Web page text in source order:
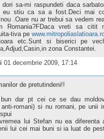
dori sa-mi raspundeti daca
stiu ca sa a fost.Deci mai
.Oare nu ar trebui sa vedem
vreti sa citit
tiva pe
etc.Sunt si biserici pe
zona Constantei.
01 decembrie 2009, 17:14
de pretutindeni!!
dar pt cei ce se dau
romani) si nu romani, pe unii
lui Stefan nu ea diferenta
lui cei mai buni si ia luat de